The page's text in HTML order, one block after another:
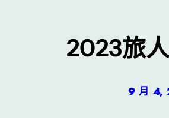
2023旅
9 月 4,